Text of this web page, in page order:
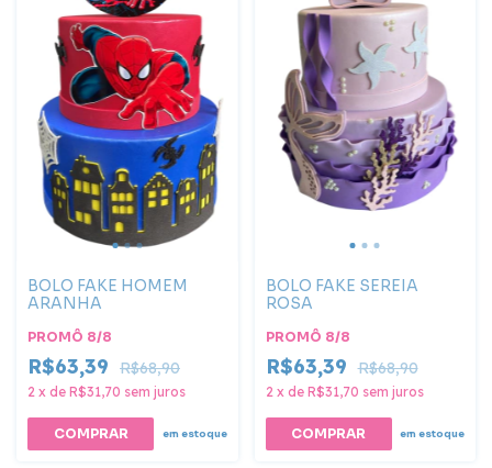
BOLO FAKE HOMEM
ARANHA
PROMÔ 8/8
R$63,39 R$68,90
2 x de R$31,70 sem juros
em estoque
BOLO FAKE SEREIA
ROSA
PROMÔ 8/8
R$63,39 R$68,90
2 x de R$31,70 sem juros
COMPRAR em estoque